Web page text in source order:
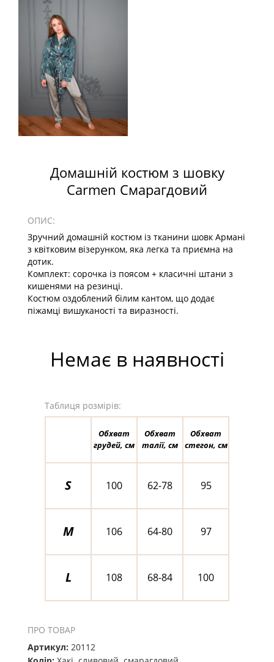
Домашній костюм з шовку
Carmen Смарагдовий
ОПИС:
Зручний домашній костюм із тканини шовк Армані
з квітковим візерунком, яка легка та приємна на
дотик.
Комплект: сорочка із поясом + класичні штани з
кишенями на резинці.
Костюм оздоблений білим кантом, що додає
піжамці вишуканості та виразності.
Немає в наявності
Таблиця розмірів:
Обхват
грудей, см
Обхват
талії, см
Обхват
стегон, см
S 100 62-78 95
M 106 64-80 97
L 108 68-84 100
ПРО ТОВАР
Артикул: 20112